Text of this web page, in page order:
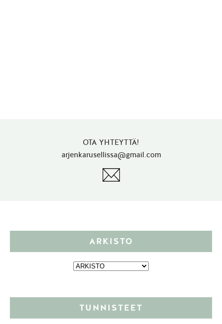
OTA YHTEYTTÄ!
arjenkarusellissa@gmail.com
ARKISTO
TUNNISTEET